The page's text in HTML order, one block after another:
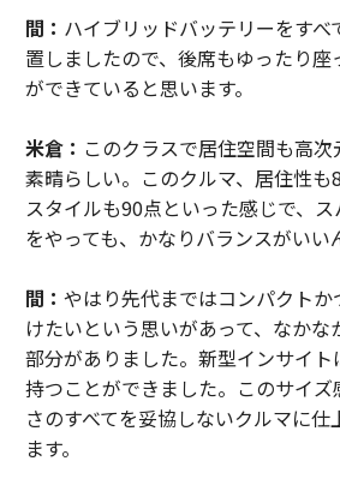
間： ハイブリッドバッテリーをすべ
置しましたので、後席もゆったり座
ができていると思います。
米倉： このクラスで居住空間も高
素晴らしい。このクルマ、居住性も
スタイルも90点といった感じで、
をやっても、かなりバランスがいい
間： やはり先代まではコンパクト
けたいという思いがあって、なか
部分がありました。新型インサイ
持つことができました。このサイ
さのすべてを妥協しないクルマに仕
ます。